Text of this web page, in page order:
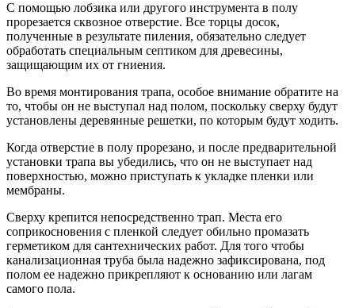
С помощью лобзика или другого инструмента в полу
прорезается сквозное отверстие. Все торцы досок,
полученные в результате пиления, обязательно следует
обработать специальным септиком для древесины,
защищающим их от гниения.
Во время монтирования трапа, особое внимание обратите на
то, чтобы он не выступал над полом, поскольку сверху будут
установлены деревянные решетки, по которым будут ходить.
Когда отверстие в полу прорезано, и после предварительной
установки трапа вы убедились, что он не выступает над
поверхностью, можно приступать к укладке пленки или
мембраны.
Сверху крепится непосредственно трап. Места его
соприкосновения с пленкой следует обильно промазать
герметиком для сантехнических работ. Для того чтобы
канализационная труба была надежно зафиксирована, под
полом ее надежно прикрепляют к основанию или лагам
самого пола.